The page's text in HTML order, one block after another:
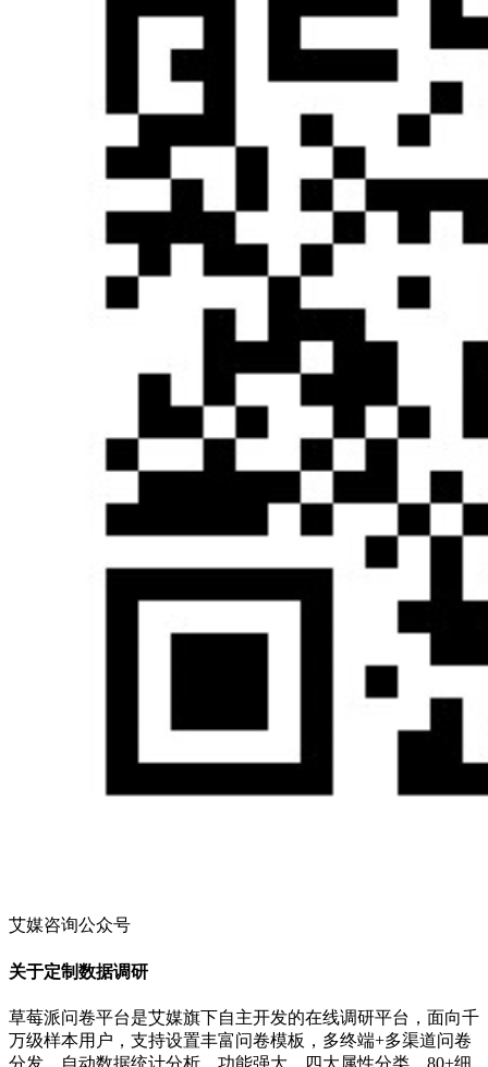
艾媒咨询公众号
关于定制数据调研
草莓派问卷平台是艾媒旗下自主开发的在线调研平台，面向千
万级样本用户，支持设置丰富问卷模板，多终端+多渠道问卷
分发，自动数据统计分析，功能强大，四大属性分类，80+细